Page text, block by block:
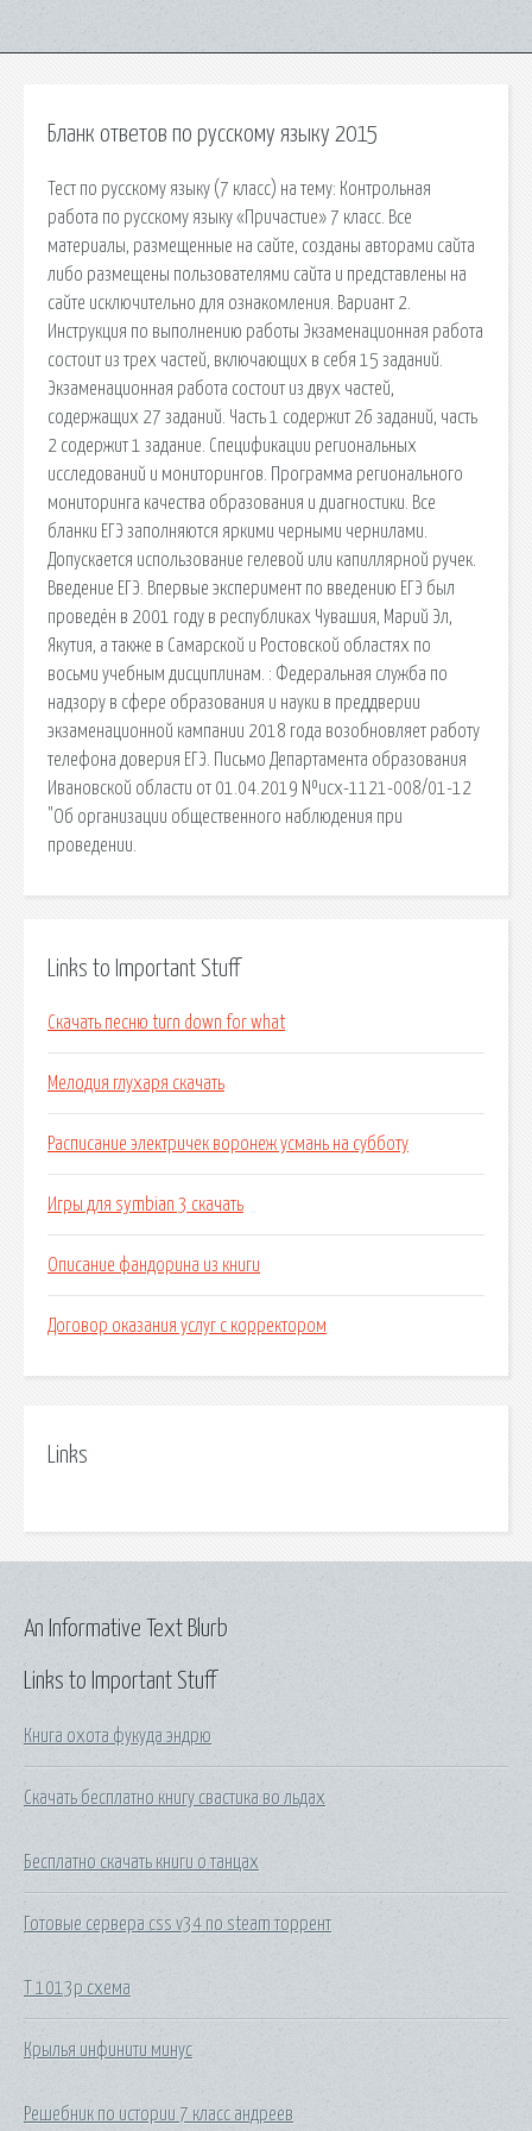
Бланк ответов по русскому языку 2015
Тест по русскому языку (7 класс) на тему: Контрольная
работа по русскому языку «Причастие» 7 класс. Все
материалы, размещенные на сайте, созданы авторами сайта
либо размещены пользователями сайта и представлены на
сайте исключительно для ознакомления. Вариант 2.
Инструкция по выполнению работы Экзаменационная работа
состоит из трех частей, включающих в себя 15 заданий.
Экзаменационная работа состоит из двух частей,
содержащих 27 заданий. Часть 1 содержит 26 заданий, часть
2 содержит 1 задание. Спецификации региональных
исследований и мониторингов. Программа регионального
мониторинга качества образования и диагностики. Все
бланки ЕГЭ заполняются яркими черными чернилами.
Допускается использование гелевой или капиллярной ручек.
Введение ЕГЭ. Впервые эксперимент по введению ЕГЭ был
проведён в 2001 году в республиках Чувашия, Марий Эл,
Якутия, а также в Самарской и Ростовской областях по
восьми учебным дисциплинам. : Федеральная служба по
надзору в сфере образования и науки в преддверии
экзаменационной кампании 2018 года возобновляет работу
телефона доверия ЕГЭ. Письмо Департамента образования
Ивановской области от 01.04.2019 №исх-1121-008/01-12
"Об организации общественного наблюдения при
проведении.
Links to Important Stuff
Скачать песню turn down for what
Мелодия глухаря скачать
Расписание электричек воронеж усмань на субботу
Игры для symbian 3 скачать
Описание фандорина из книги
Договор оказания услуг с корректором
Links
Links to Important Stuff
Книга охота фукуда эндрю
Скачать бесплатно книгу свастика во льдах
Бесплатно скачать книги о танцах
Готовые сервера css v34 no steam торрент
Т 1013р схема
Крылья инфинити минус
Решебник по истории 7 класс андреев
An Informative Text Blurb